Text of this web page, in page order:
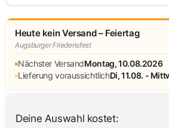
Heute kein Versand – Feiertag
Augsburger Friedensfest
Nächster VersandMontag, 10.08.2026
Lieferung voraussichtlichDi, 11.08. -
Deine Auswahl kostet: